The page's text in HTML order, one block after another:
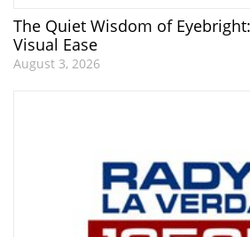
The Quiet Wisdom of
Visual Ease
August 3, 2026